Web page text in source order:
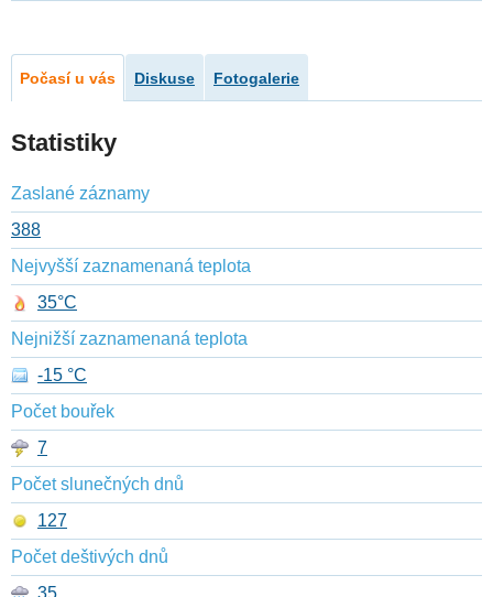
Počasí u vás Diskuse Fotogalerie
Statistiky
Zaslané záznamy
388
Nejvyšší zaznamenaná teplota
35°C
Nejnižší zaznamenaná teplota
-15 °C
Počet bouřek
7
Počet slunečných dnů
127
Počet deštivých dnů